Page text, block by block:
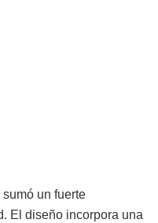
un fuerte
El diseño incorpora una